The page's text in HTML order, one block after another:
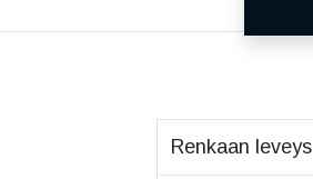
Renkaan leveys